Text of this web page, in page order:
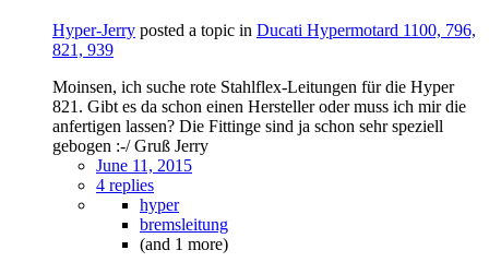
Hyper-Jerry posted a topic in Ducati Hypermotard 1100, 796,
821, 939
Moinsen, ich suche rote Stahlflex-Leitungen für die Hyper
821. Gibt es da schon einen Hersteller oder muss ich mir die
anfertigen lassen? Die Fittinge sind ja schon sehr speziell
gebogen :-/ Gruß Jerry
June 11, 2015
4 replies
hyper
bremsleitung
(and 1 more)